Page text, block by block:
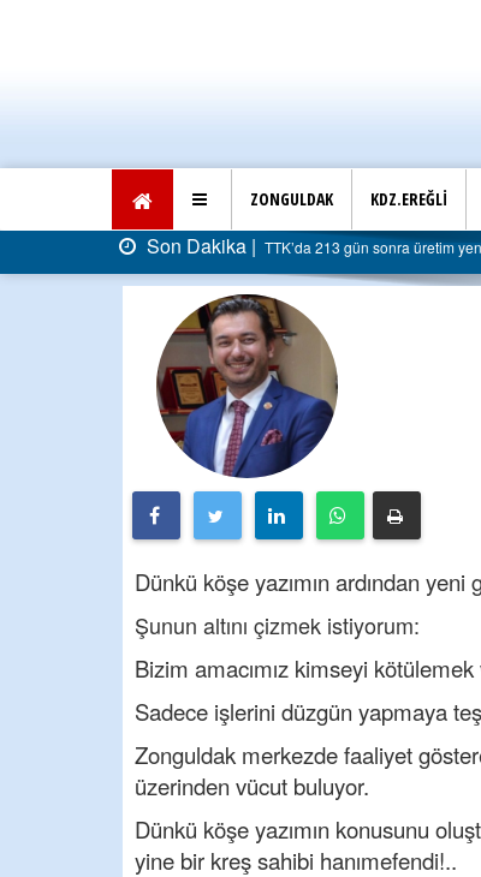
ZONGULDAK KDZ.EREĞLİ
Son Dakika | TTK’da 213 gün sonra üretim
Dünkü köşe yazımın ardından yeni
Şunun altını çizmek istiyorum:
Bizim amacımız kimseyi
Sadece işlerini düzgün yapmaya
Zonguldak merkezde faaliyet
üzerinden vücut buluyor.
Dünkü köşe yazımın konusunu
yine bir kreş sahibi hanımefendi!..